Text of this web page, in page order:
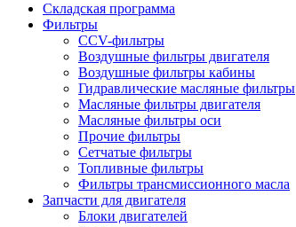
Складская программа
Фильтры
CCV-фильтры
Воздушные фильтры двигателя
Воздушные фильтры кабины
Гидравлические масляные фильтры
Масляные фильтры двигателя
Масляные фильтры оси
Прочие фильтры
Сетчатые фильтры
Топливные фильтры
Фильтры трансмиссионного масла
Запчасти для двигателя
Блоки двигателей